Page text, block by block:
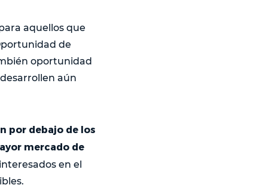
aquellos que
de
oportunidad
aún
por debajo de los
mercado de
en el